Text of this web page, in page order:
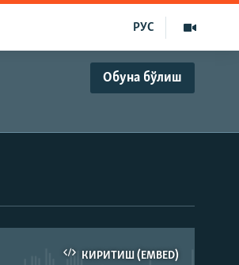
РУС
Обуна бўлиш
КИРИТИШ (EMBED)